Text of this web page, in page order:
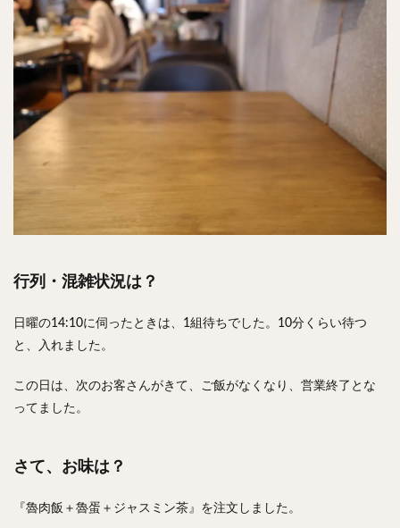
行列・混雑状況は？
日曜の14:10に伺ったときは、1組待ちでした。10分くらい待つ
と、入れました。
この日は、次のお客さんがきて、ご飯がなくなり、営業終了とな
ってました。
さて、お味は？
『魯肉飯＋魯蛋＋ジャスミン茶』を注文しました。